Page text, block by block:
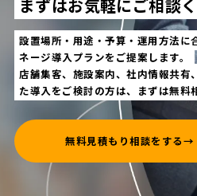
まずはお気軽にご相談
設置場所・用途・予算・運用方法に
ネージ導入プランをご提案します。
店舗集客、施設案内、社内情報共有
た導入をご検討の方は、まずは無料
無料見積もり相談をする→